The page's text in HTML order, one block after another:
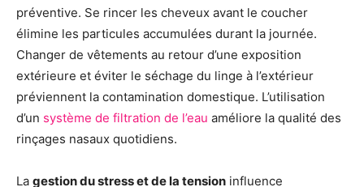
préventive. Se rincer les cheveux avant le coucher
élimine les particules accumulées durant la journée.
Changer de vêtements au retour d’une exposition
extérieure et éviter le séchage du linge à l’extérieur
préviennent la contamination domestique. L’utilisation
d’un système de filtration de l’eau améliore la qualité des
rinçages nasaux quotidiens.
La gestion du stress et de la tension influence